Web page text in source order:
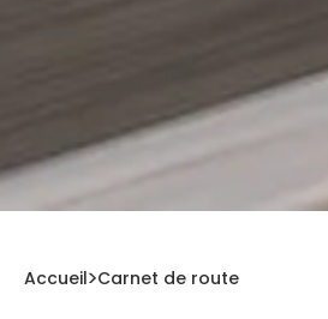
Accueil Carnet de route